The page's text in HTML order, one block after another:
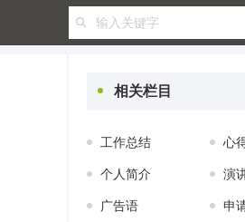
相关栏目
工作总结 心
个人简介 演
广告语 申